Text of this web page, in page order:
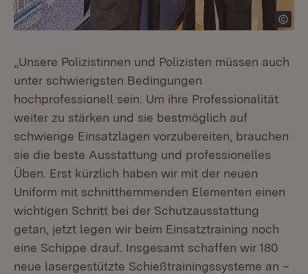
„Unsere Polizistinnen und Polizisten müssen auch
unter schwierigsten Bedingungen
hochprofessionell sein. Um ihre Professionalität
weiter zu stärken und sie bestmöglich auf
schwierige Einsatzlagen vorzubereiten, brauchen
sie die beste Ausstattung und professionelles
Üben. Erst kürzlich haben wir mit der neuen
Uniform mit schnitthemmenden Elementen einen
wichtigen Schritt bei der Schutzausstattung
getan, jetzt legen wir beim Einsatztraining noch
eine Schippe drauf. Insgesamt schaffen wir 180
neue lasergestützte Schießtrainingssysteme an –